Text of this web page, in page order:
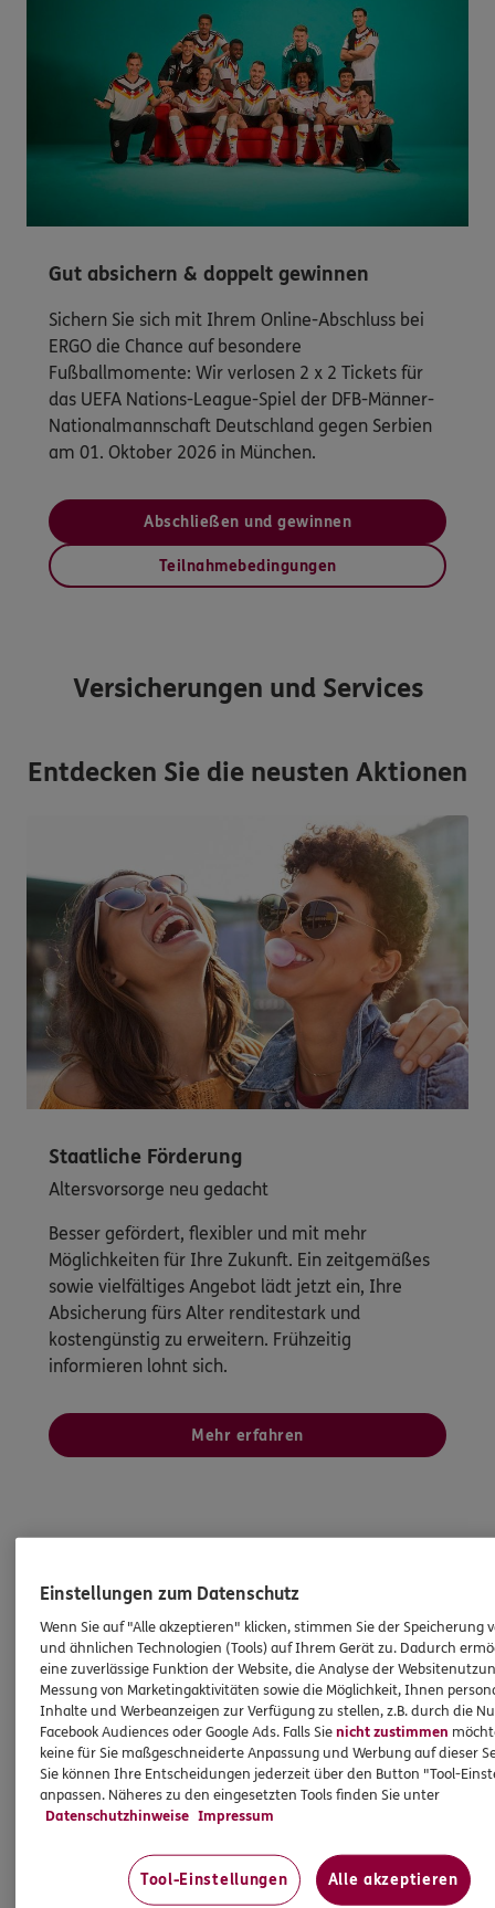
Gut absichern & doppelt gewinnen
Sichern Sie sich mit Ihrem Online-Abschluss bei
ERGO die Chance auf besondere
Fußballmomente: Wir verlosen 2 x 2 Tickets für
das UEFA Nations-League-Spiel der DFB-Männer-
Nationalmannschaft Deutschland gegen Serbien
am 01. Oktober 2026 in München.
Abschließen und gewinnen
Teilnahmebedingungen
Versicherungen und Services
Entdecken Sie die neusten Aktionen
Staatliche Förderung
Altersvorsorge neu gedacht
Besser gefördert, flexibler und mit mehr
Möglichkeiten für Ihre Zukunft. Ein zeitgemäßes
sowie vielfältiges Angebot lädt jetzt ein, Ihre
Absicherung fürs Alter renditestark und
kostengünstig zu erweitern. Frühzeitig
informieren lohnt sich.
Mehr erfahren
ver.di: Vorteile für ver.di Mitglieder
Als ver.di Mitglied profitieren Sie und Ihre
Angehörigen von attraktiven Vorteilen bei den
Einstellungen zum Datenschutz
Wenn Sie auf "Alle akzeptieren" klicken, stimmen Sie der Speicherung
und ähnlichen Technologien (Tools) auf Ihrem Gerät zu. Dadurch
eine zuverlässige Funktion der Website, die Analyse der
Messung von Marketingaktivitäten sowie die Möglichkeit, Ihnen
Inhalte und Werbeanzeigen zur Verfügung zu stellen, z.B. durch die
Facebook Audiences oder Google Ads. Falls Sienicht zustimmen
keine für Sie maßgeschneiderte Anpassung und Werbung auf dieser
Sie können Ihre Entscheidungen jederzeit über den Button "Tool-
anpassen. Näheres zu den eingesetzten Tools finden Sie unter
Datenschutzhinweise Impressum
Tool-Einstellungen Alle akzeptieren